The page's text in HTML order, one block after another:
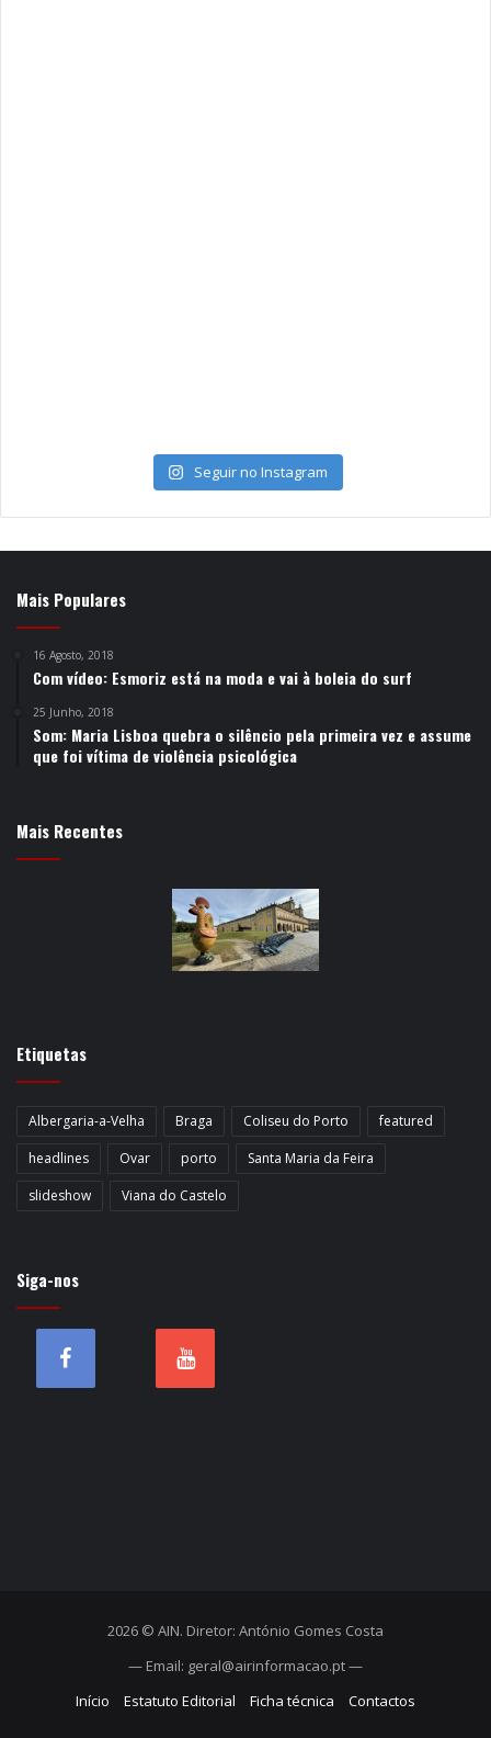
Seguir no Instagram
Mais Populares
16 Agosto, 2018
Com vídeo: Esmoriz está na moda e vai à boleia do surf
25 Junho, 2018
Som: Maria Lisboa quebra o silêncio pela primeira vez e assume
que foi vítima de violência psicológica
Mais Recentes
Etiquetas
Albergaria-a-Velha Braga Coliseu do Porto
featured
headlines
Ovar porto
Santa Maria da Feira
slideshow
Viana do Castelo
Siga-nos
2026 © AIN. Diretor: António Gomes Costa
— Email: geral@airinformacao.pt —
Início
Estatuto Editorial Ficha técnica Contactos